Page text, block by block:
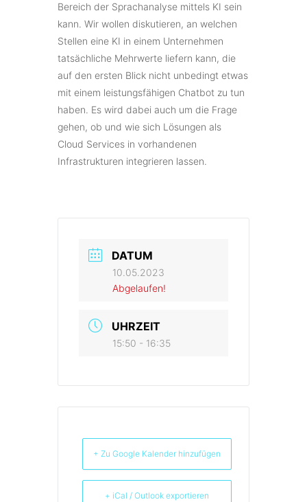
Bereich der Sprachanalyse mittels KI sein
kann. Wir wollen diskutieren, an welchen
Stellen eine KI in einem Unternehmen
tatsächliche Mehrwerte liefern kann, die
auf den ersten Blick nicht unbedingt etwas
mit einem leistungsfähigen Chatbot zu tun
haben. Es wird dabei auch um die Frage
gehen, ob und wie sich Lösungen als
Cloud Services in vorhandenen
Infrastrukturen integrieren lassen.
DATUM
10.05.2023
Abgelaufen!
UHRZEIT
15:50 - 16:35
+ Zu Google Kalender hinzufügen
+ iCal / Outlook exportieren